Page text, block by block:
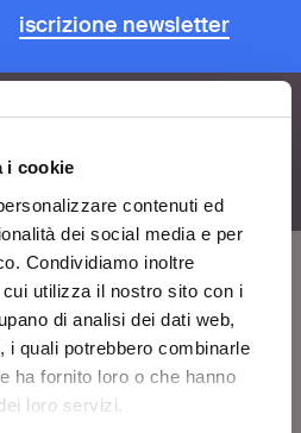
i cookie
contenuti ed
dei social media e per
Condividiamo inoltre
utilizza il nostro sito con i
di analisi dei dati web,
i quali potrebbero combinarle
ha fornito loro o che hanno
loro servizi.
iscrizione newsletter